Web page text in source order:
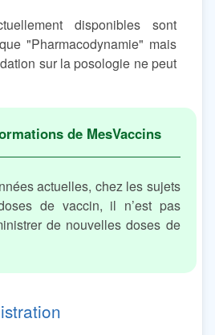
disponibles sont
"Pharmacodynamie" mais
sur la posologie ne peut
actuelles, chez les sujets
de vaccin, il n’est pas
de nouvelles doses de